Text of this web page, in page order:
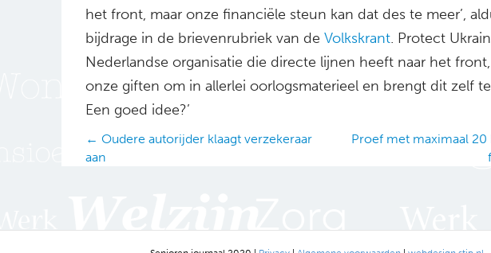
het front, maar onze financiële steun kan dat des te meer’,
bijdrage in de brievenrubriek van de Volkskrant. Protect
Nederlandse organisatie die directe lijnen heeft naar het
onze giften om in allerlei oorlogsmaterieel en brengt dit zelf
Een goed idee?’
Posts
navigation
← Oudere autorijder klaagt verzekeraar
aan
Proef met maximaal 20